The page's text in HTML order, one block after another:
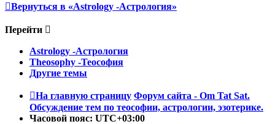
Вернуться в «Astrology -Астрология»
Перейти
Astrology -Астрология
Theosophy -Теософия
Другие темы
На главную страницу Форум сайта - Om Tat Sat.
Обсуждение тем по теософии, астрологии, эзотерике.
Часовой пояс: UTC+03:00